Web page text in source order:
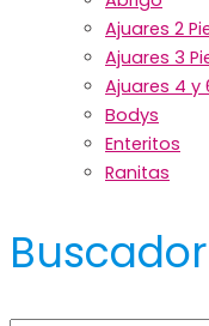
Ajuares 2
Ajuares 3
Ajuares 4 y
Bodys
Enteritos
Ranitas